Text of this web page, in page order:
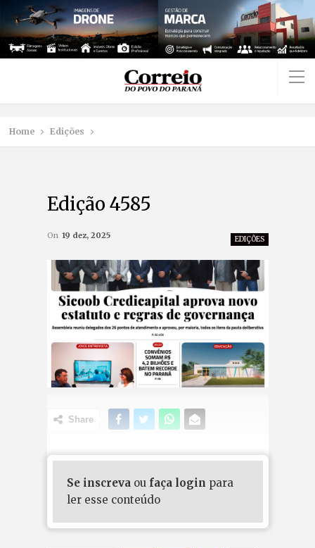
Home Edições
Edição 4585
EDIÇÕES
On 19 dez, 2025
Share
Se inscrevaou faça login para
ler esse conteúdo